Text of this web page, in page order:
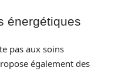
énergétiques
pas aux soins
également des